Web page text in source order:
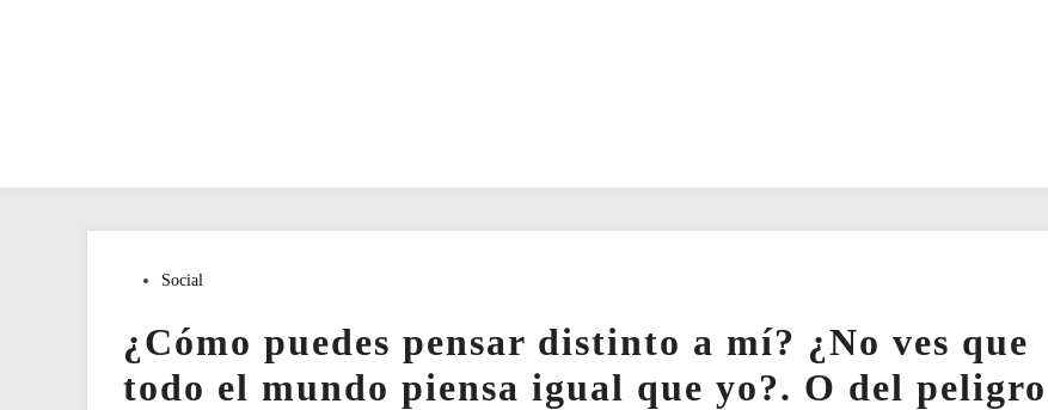
Publicado
Social
¿Cómo puedes pensar distinto a mí? ¿No ves que
todo el mundo piensa igual que yo?. O del peligro